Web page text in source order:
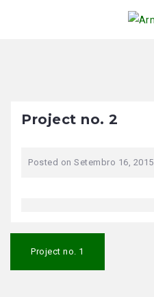
Project no. 2
Posted on Setembro 16, 2015
Project no. 1